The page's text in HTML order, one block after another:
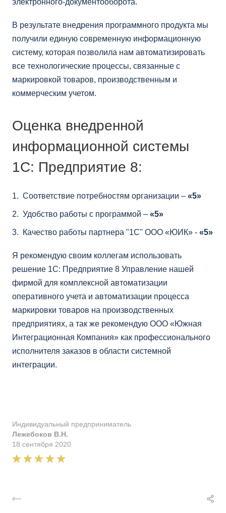
электронного-документооборота.
В результате внедрения программного продукта мы
получили единую современную информационную
систему, которая позволила нам автоматизировать
все технологические процессы, связанные с
маркировкой товаров, производственным и
коммерческим учетом.
Оценка внедренной
информационной системы
1С: Предприятие 8:
Соответствие потребностям организации – «5»
Удобство работы с программой – «5»
Качество работы партнера "1С" ООО «ЮИК» - «5»
Я рекомендую своим коллегам использовать
решение 1С: Предприятие 8 Управление нашей
фирмой для комплексной автоматизации
оперативного учета и автоматизации процесса
маркировки товаров на производственных
предприятиях, а так же рекомендую ООО «Южная
Интеграционная Компания» как профессионального
исполнителя заказов в области системной
интеграции.
Индивидуальный предприниматель
Лежебоков В.Н.
18 сентября 2020